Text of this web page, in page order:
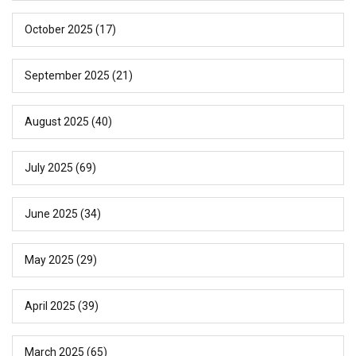
October 2025 (17)
September 2025 (21)
August 2025 (40)
July 2025 (69)
June 2025 (34)
May 2025 (29)
April 2025 (39)
March 2025 (65)